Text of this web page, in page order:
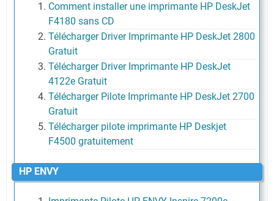
Comment installer une imprimante HP DeskJet
F4180 sans CD
Télécharger Driver Imprimante HP DeskJet 2800
Gratuit
Télécharger Driver Imprimante HP DeskJet
4122e Gratuit
Télécharger Pilote Imprimante HP DeskJet 2700
Gratuit
Télécharger pilote imprimante HP Deskjet
F4500 gratuitement
HP ENVY